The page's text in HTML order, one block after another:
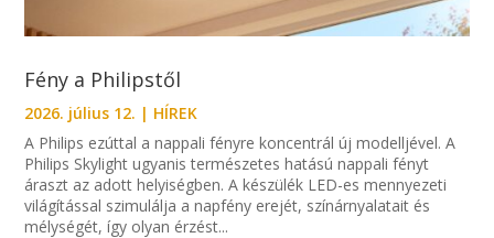
Fény a Philipstől
2026. július 12. | HÍREK
A Philips ezúttal a nappali fényre koncentrál új modelljével. A
Philips Skylight ugyanis természetes hatású nappali fényt
áraszt az adott helyiségben. A készülék LED-es mennyezeti
világítással szimulálja a napfény erejét, színárnyalatait és
mélységét, így olyan érzést...